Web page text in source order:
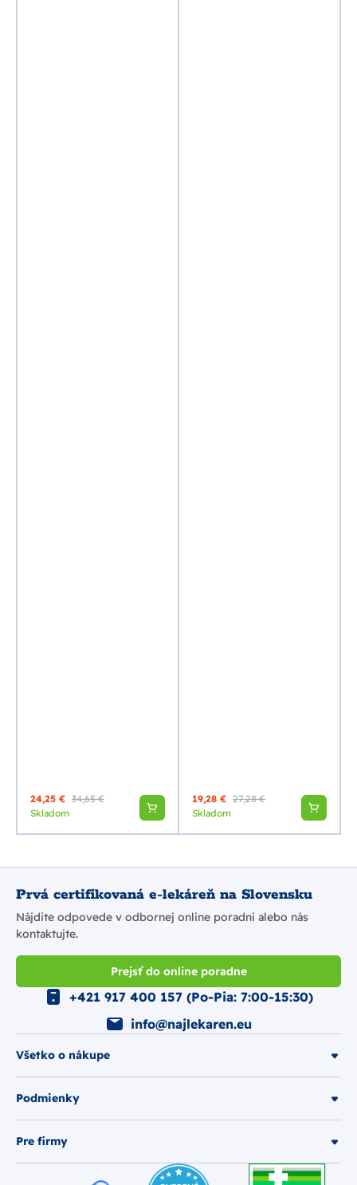
24,25 € 34,65 €
Skladom
19,28 € 27,28 €
Skladom
Prvá certifikovaná e-lekáreň na Slovensku
Nájdite odpovede v odbornej online poradni alebo nás
kontaktujte.
Prejsť do online poradne
Všetko o nákupe
Podmienky
Pre firmy
+421 917 400 157 (Po-Pia: 7:00-15:30)
info@najlekaren.eu